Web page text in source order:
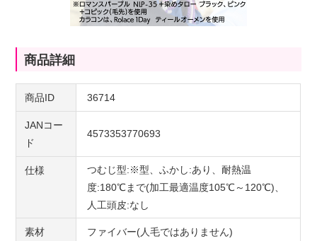
商品詳細
商品ID 36714
JANコー
ド
4573353770693
仕様
つむじ型:※型、ふかし:あり、耐熱温
度:180℃まで(加工最適温度105℃～120℃)、
人工頭皮:なし
素材 ファイバー(人毛ではありません)